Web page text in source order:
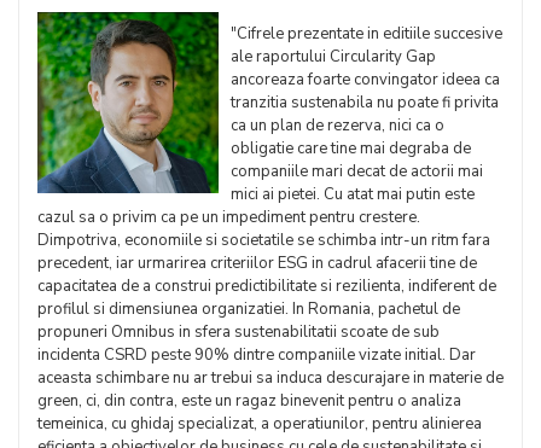
"Cifrele prezentate in editiile succesive
ale raportului Circularity Gap
ancoreaza foarte convingator ideea ca
tranzitia sustenabila nu poate fi privita
ca un plan de rezerva, nici ca o
obligatie care tine mai degraba de
companiile mari decat de actorii mai
mici ai pietei. Cu atat mai putin este
cazul sa o privim ca pe un impediment pentru crestere.
Dimpotriva, economiile si societatile se schimba intr-un ritm fara
precedent, iar urmarirea criteriilor ESG in cadrul afacerii tine de
capacitatea de a construi predictibilitate si rezilienta, indiferent de
profilul si dimensiunea organizatiei. In Romania, pachetul de
propuneri Omnibus in sfera sustenabilitatii scoate de sub
incidenta CSRD peste 90% dintre companiile vizate initial. Dar
aceasta schimbare nu ar trebui sa induca descurajare in materie de
green, ci, din contra, este un ragaz binevenit pentru o analiza
temeinica, cu ghidaj specializat, a operatiunilor, pentru alinierea